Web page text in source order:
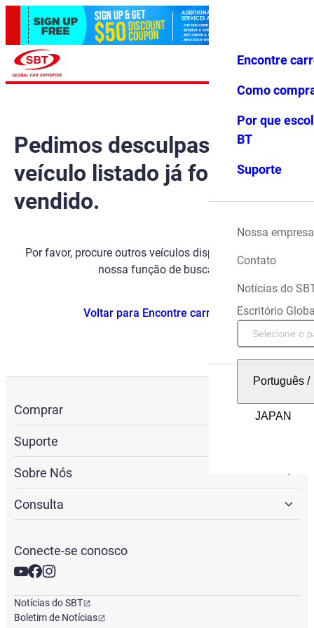
Favoritos Menu
Encontre
Como
Por que
BT
Suporte
Nossa empresa
Contato
Notícias do
Escritório
Português/
Pedimos desculpas, mas o
veículo listado já foi
vendido.
Por favor, procure outros veículos disponíveis usando
nossa função de busca.
Voltar para Encontre carros
Comprar
Suporte
Sobre Nós
Consulta
Conecte-se conosco
Notícias do SBT
Boletim de Notícias